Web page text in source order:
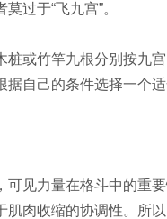
过于“飞九宫”。
或竹竿九根分别按九
自己的条件选择一个适
见力量在格斗中的重
肌肉收缩的协调性。所